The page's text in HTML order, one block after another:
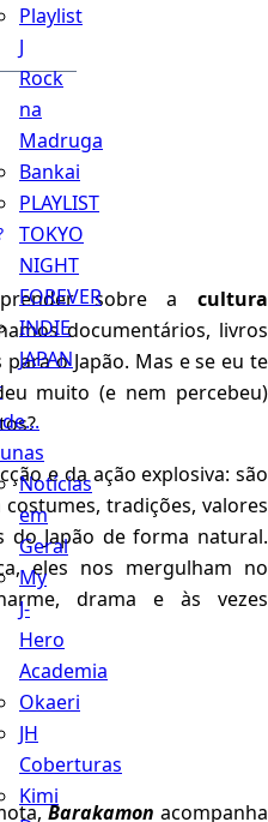
Playlist
J
Rock
na
Madruga
Bankai
PLAYLIST
TOKYO
NIGHT
FOREVER
INDIE
JAPAN
Notícias
em
Geral
My
J-
Hero
Academia
Okaeri
JH
Coberturas
Kimi
sobre a cultura
documentários, livros
o Japão. Mas e se eu te
muito (e nem percebeu)
e da ação explosiva: são
tradições, valores
do Japão de forma natural.
eles nos mergulham no
drama e às vezes
Barakamon acompanha